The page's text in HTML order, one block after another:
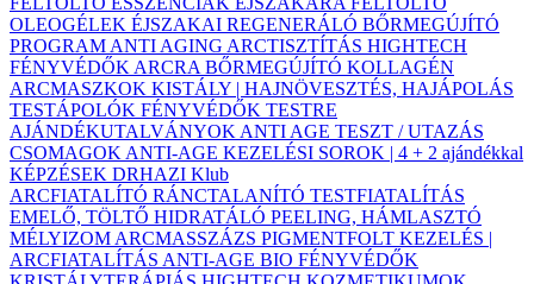
OLEOGÉLEK ÉJSZAKAI REGENERÁLÓ BŐRMEGÚJÍTÓ
PROGRAM ANTI AGING ARCTISZTÍTÁS HIGHTECH
FÉNYVÉDŐK ARCRA BŐRMEGÚJÍTÓ KOLLAGÉN
ARCMASZKOK KISTÁLY | HAJNÖVESZTÉS, HAJÁPOLÁS
TESTÁPOLÓK FÉNYVÉDŐK TESTRE
AJÁNDÉKUTALVÁNYOK ANTI AGE TESZT / UTAZÁS
CSOMAGOK ANTI-AGE KEZELÉSI SOROK | 4 + 2 ajándékkal
KÉPZÉSEK DRHAZI Klub
ARCFIATALÍTÓ RÁNCTALANÍTÓ TESTFIATALÍTÁS
EMELŐ, TÖLTŐ HIDRATÁLÓ PEELING, HÁMLASZTÓ
MÉLYIZOM ARCMASSZÁZS PIGMENTFOLT KEZELÉS |
ARCFIATALÍTÁS ANTI-AGE BIO FÉNYVÉDŐK